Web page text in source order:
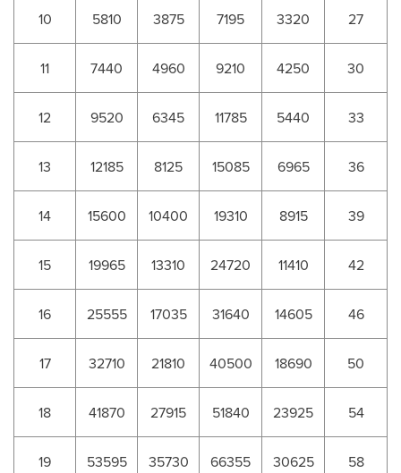
10 5810 3875 7195 3320 27
11 7440 4960 9210 4250 30
12 9520 6345 11785 5440 33
13 12185 8125 15085 6965 36
14 15600 10400 19310 8915 39
15 19965 13310 24720 11410 42
16 25555 17035 31640 14605 46
17 32710 21810 40500 18690 50
18 41870 27915 51840 23925 54
19 53595 35730 66355 30625 58